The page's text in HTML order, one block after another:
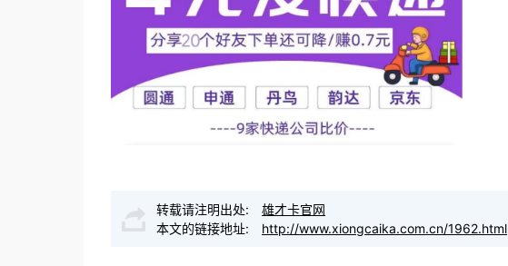
转载请注明出处:
雄才卡官网
本文的链接地址:
http://www.xiongcaika.com.cn/1962.html